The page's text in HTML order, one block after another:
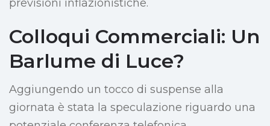
previsioni inflazionistiche.
Colloqui Commerciali: Un
Barlume di Luce?
Aggiungendo un tocco di suspense alla
giornata è stata la speculazione riguardo una